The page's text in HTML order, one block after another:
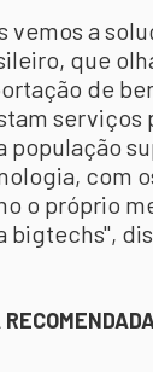
vemos a
que
de
serviços
população
com
o próprio
bigtechs",